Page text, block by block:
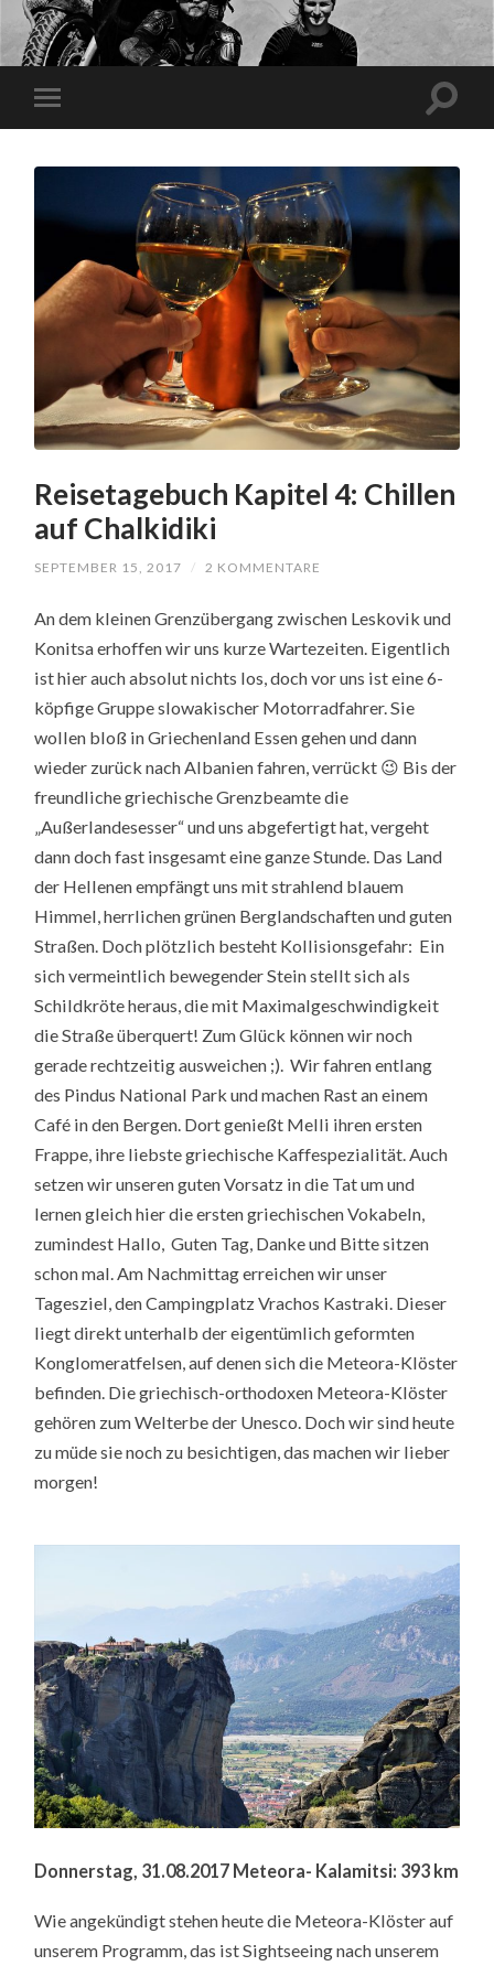
Reisetagebuch Kapitel 4: Chillen
auf Chalkidiki
SEPTEMBER 15, 2017 / 2 KOMMENTARE
An dem kleinen Grenzübergang zwischen Leskovik und
Konitsa erhoffen wir uns kurze Wartezeiten. Eigentlich
ist hier auch absolut nichts los, doch vor uns ist eine 6-
köpfige Gruppe slowakischer Motorradfahrer. Sie
wollen bloß in Griechenland Essen gehen und dann
wieder zurück nach Albanien fahren, verrückt 😉 Bis der
freundliche griechische Grenzbeamte die
„Außerlandesesser“ und uns abgefertigt hat, vergeht
dann doch fast insgesamt eine ganze Stunde. Das Land
der Hellenen empfängt uns mit strahlend blauem
Himmel, herrlichen grünen Berglandschaften und guten
Straßen. Doch plötzlich besteht Kollisionsgefahr: Ein
sich vermeintlich bewegender Stein stellt sich als
Schildkröte heraus, die mit Maximalgeschwindigkeit
die Straße überquert! Zum Glück können wir noch
gerade rechtzeitig ausweichen ;). Wir fahren entlang
des Pindus National Park und machen Rast an einem
Café in den Bergen. Dort genießt Melli ihren ersten
Frappe, ihre liebste griechische Kaffespezialität. Auch
setzen wir unseren guten Vorsatz in die Tat um und
lernen gleich hier die ersten griechischen Vokabeln,
zumindest Hallo, Guten Tag, Danke und Bitte sitzen
schon mal. Am Nachmittag erreichen wir unser
Tagesziel, den Campingplatz Vrachos Kastraki. Dieser
liegt direkt unterhalb der eigentümlich geformten
Konglomeratfelsen, auf denen sich die Meteora-Klöster
befinden. Die griechisch-orthodoxen Meteora-Klöster
gehören zum Welterbe der Unesco. Doch wir sind heute
zu müde sie noch zu besichtigen, das machen wir lieber
morgen!
Donnerstag, 31.08.2017 Meteora- Kalamitsi: 393 km
Wie angekündigt stehen heute die Meteora-Klöster auf
unserem Programm, das ist Sightseeing nach unserem